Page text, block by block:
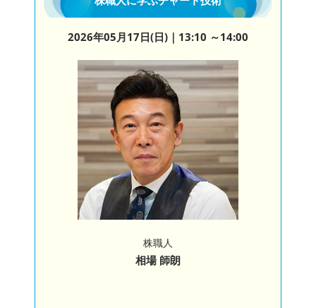
2026年05月17日(日)｜13:10 ～14:00
株職人
相場 師朗